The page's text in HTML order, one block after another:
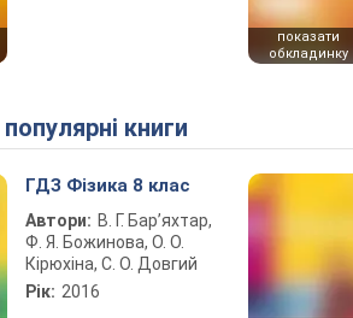
показати
обкладинку
популярні книги
ГДЗ Фізика 8 клас
Автори: В. Г. Бар’яхтар,
Ф. Я. Божинова, О. О.
Кірюхіна, С. О. Довгий
Рік: 2016